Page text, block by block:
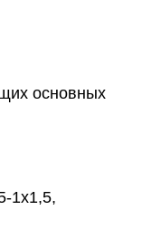
основных
1x1,5,